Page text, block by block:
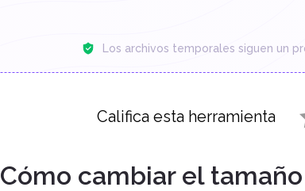
Los archivos temporales siguen un
Califica esta herramienta
Cómo cambiar el